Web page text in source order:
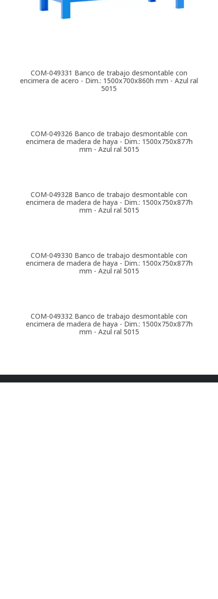
COM-049331 Banco de trabajo desmontable con
encimera de acero - Dim.: 1500x700x860h mm - Azul ral
5015
COM-049326 Banco de trabajo desmontable con
encimera de madera de haya - Dim.: 1500x750x877h
mm - Azul ral 5015
COM-049328 Banco de trabajo desmontable con
encimera de madera de haya - Dim.: 1500x750x877h
mm - Azul ral 5015
COM-049330 Banco de trabajo desmontable con
encimera de madera de haya - Dim.: 1500x750x877h
mm - Azul ral 5015
COM-049332 Banco de trabajo desmontable con
encimera de madera de haya - Dim.: 1500x750x877h
mm - Azul ral 5015